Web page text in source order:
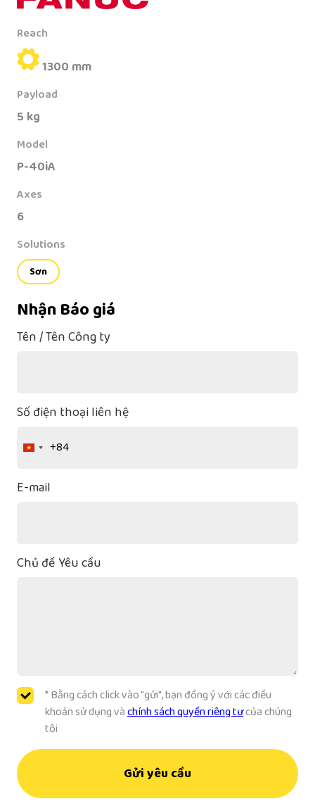
Reach
1300 mm
Payload
5 kg
Model
P-40iA
Axes
6
Solutions
Sơn
Nhận Báo giá
Tên / Tên Công ty
Số điện thoại liên hệ
Vietnam
+84
E-mail
Chủ đề Yêu cầu
* Bằng cách click vào "gửi", bạn đồng ý với các điều
khoản sử dụng vàchính sách quyền riêng tưcủa chúng
tôi
Gửi yêu cầu